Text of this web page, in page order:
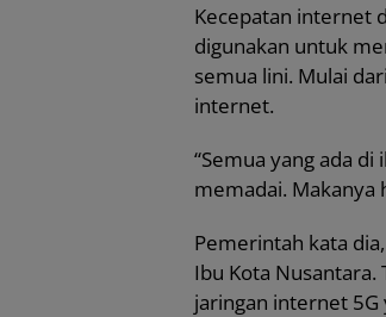
Kecepatan internet
digunakan untuk
semua lini. Mulai
internet.
“Semua yang ada
memadai. Makanya
Pemerintah kata
Ibu Kota
jaringan internet 5G